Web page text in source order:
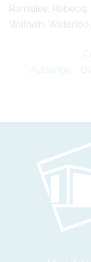
Ramillies,
Walhain,
Aubange